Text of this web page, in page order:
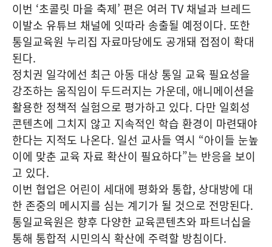
이번 ‘초콜릿 마을 축제’ 편은 여러 TV 채널과 브레드
이발소 유튜브 채널에 잇따라 송출될 예정이다. 또한
통일교육원 누리집 자료마당에도 공개돼 접점이 확대
된다.
정치권 일각에선 최근 아동 대상 통일 교육 필요성을
강조하는 움직임이 두드러지는 가운데, 애니메이션을
활용한 정책적 실험으로 평가하고 있다. 다만 일회성
콘텐츠에 그치지 않고 지속적인 학습 환경이 마련돼야
한다는 지적도 나온다. 일선 교사들 역시 “아이들 눈높
이에 맞춘 교육 자료 확산이 필요하다”는 반응을 보이
고 있다.
이번 협업은 어린이 세대에 평화와 통합, 상대방에 대
한 존중의 메시지를 심는 계기가 될 것으로 전망된다.
통일교육원은 향후 다양한 교육콘텐츠와 파트너십을
통해 통합적 시민의식 확산에 주력할 방침이다.